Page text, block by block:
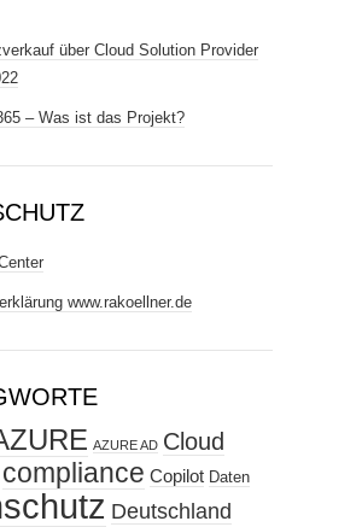
über Cloud Solution Provider
– Was ist das Projekt?
www.rakoellner.de
AZURE AD Cloud
compliance Copilot Daten
Deutschland